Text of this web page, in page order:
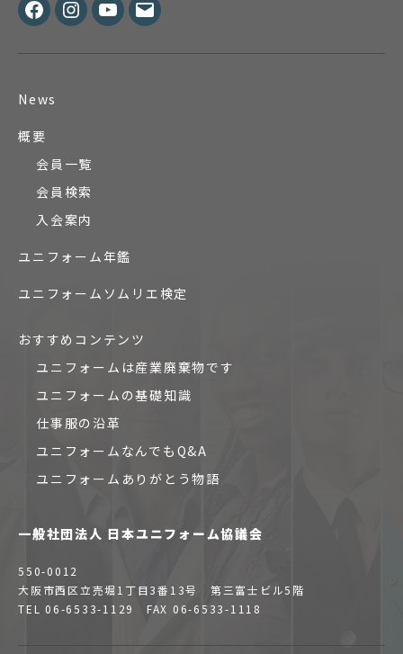
FacebookInstagramYoutube
メ
ル
News
概要
会員一覧
会員検索
入会案内
ユニフォーム年鑑
ユニフォームソムリエ検定
おすすめコンテンツ
ユニフォームは産業廃棄物です
ユニフォームの基礎知識
仕事服の沿革
ユニフォームなんでもQ&A
ユニフォームありがとう物語
一般社団法人 日本ユニフォーム協議会
550-0012
大阪市西区立売堀1丁目3番13号 第三富士ビル5階
TEL 06-6533-1129 FAX 06-6533-1118